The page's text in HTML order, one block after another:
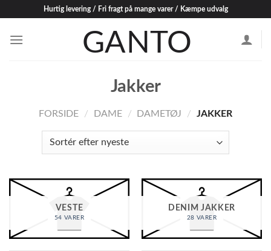
content
Hurtig levering / Fri fragt på mange varer / Kæmpe udvalg
Jakker
FORSIDE / DAME / DAMETØJ / JAKKER
VESTE
54 VARER
DENIM JAKKER
28 VARER